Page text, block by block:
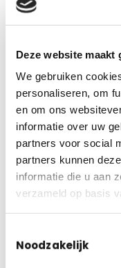
Deze website maakt
We gebruiken
personaliseren, om
en om ons
informatie over uw
partners voor social
partners kunnen
informatie die u aan
verzameld op basis
Noodzakelijk
zelfs zonder exacte
Automatische
contractportfolio.
De selectie van
software:
Het kiezen van de
zorgvuldige
belangrijkste
1. Definieer je
Analyseer eerst
uitdagingen